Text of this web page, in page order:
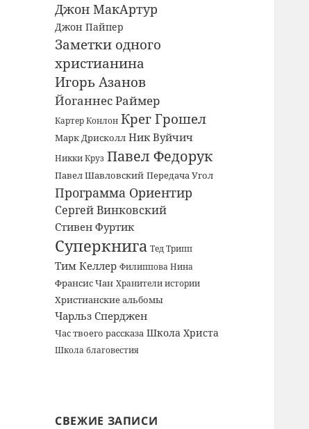
Джон МакАртур
Джон Пайпер
Заметки одного
христианина
Игорь Азанов
Йоганнес Раймер
Картер Конлон Крег Грошел
Марк Дрисколл Ник Вуйчич
Никки Круз Павел Федорук
Павел Шавловский Передача Угол
Программа Ориентир
Сергей Винковский
Стивен Фуртик
Суперкнига Тед Трипп
Тим Келлер Филиппова Нина
Франсис Чан Хранители истории
Христианские альбомы
Чарльз Сперджен
Час твоего рассказа Школа Христа
Школа благовестия
СВЕЖИЕ ЗАПИСИ